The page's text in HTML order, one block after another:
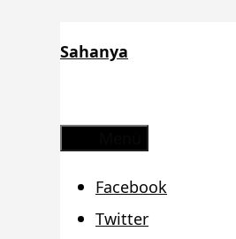
Sahanya
Facebook
Twitter